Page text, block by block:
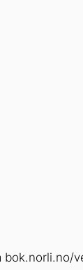
bok.norli.no/